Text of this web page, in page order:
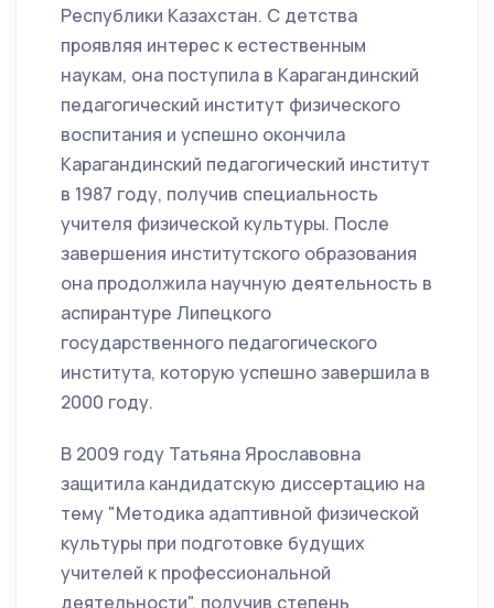
Республики Казахстан. С детства
проявляя интерес к естественным
наукам, она поступила в Карагандинский
педагогический институт физического
воспитания и успешно окончила
Карагандинский педагогический институт
в 1987 году, получив специальность
учителя физической культуры. После
завершения институтского образования
она продолжила научную деятельность в
аспирантуре Липецкого
государственного педагогического
института, которую успешно завершила в
2000 году.
В 2009 году Татьяна Ярославовна
защитила кандидатскую диссертацию на
тему "Методика адаптивной физической
культуры при подготовке будущих
учителей к профессиональной
деятельности", получив степень